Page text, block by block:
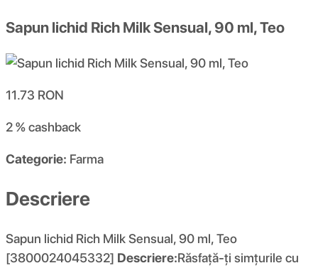
Sapun lichid Rich Milk Sensual, 90 ml, Teo
11.73 RON
2 %cashback
Categorie: Farma
Descriere
Sapun lichid Rich Milk Sensual, 90 ml, Teo
[3800024045332] Descriere:Răsfață-ți simțurile cu